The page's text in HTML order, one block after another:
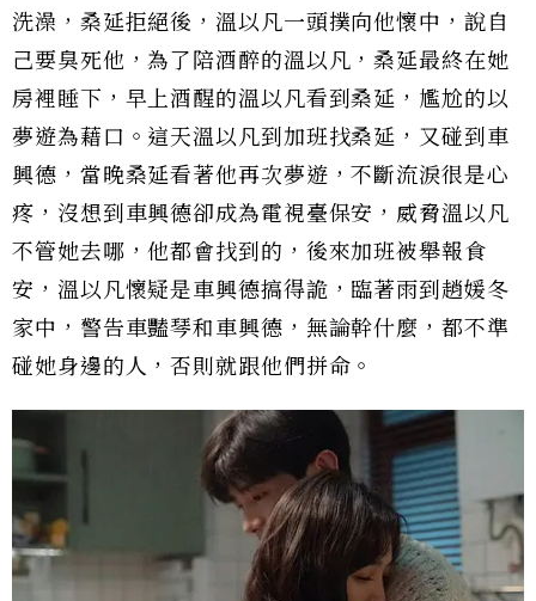
洗澡，桑延拒絕後，溫以凡一頭撲向他懷中，說自
己要臭死他，為了陪酒醉的溫以凡，桑延最終在她
房裡睡下，早上酒醒的溫以凡看到桑延，尷尬的以
夢遊為藉口。這天溫以凡到加班找桑延，又碰到車
興德，當晚桑延看著他再次夢遊，不斷流淚很是心
疼，沒想到車興德卻成為電視臺保安，威脅溫以凡
不管她去哪，他都會找到的，後來加班被舉報食
安，溫以凡懷疑是車興德搞得詭，臨著雨到趙媛冬
家中，警告車豔琴和車興德，無論幹什麼，都不準
碰她身邊的人，否則就跟他們拼命。